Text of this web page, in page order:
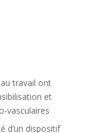
travail ont
et
vasculaires
d’un dispositif